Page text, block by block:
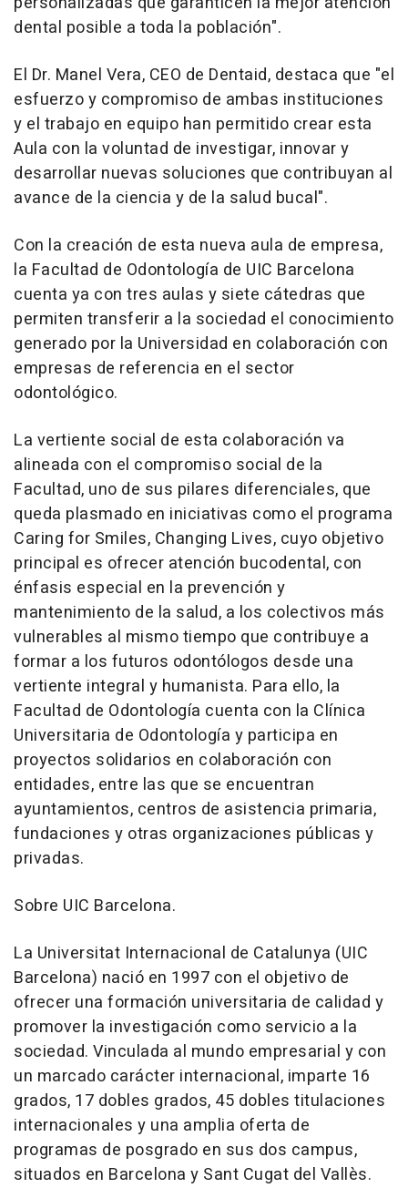
dental posible a toda la población".
El Dr. Manel Vera, CEO de Dentaid, destaca que "el
esfuerzo y compromiso de ambas instituciones
y el trabajo en equipo han permitido crear esta
Aula con la voluntad de investigar, innovar y
desarrollar nuevas soluciones que contribuyan al
avance de la ciencia y de la salud bucal".
Con la creación de esta nueva aula de empresa,
la Facultad de Odontología de UIC Barcelona
cuenta ya con tres aulas y siete cátedras que
permiten transferir a la sociedad el conocimiento
generado por la Universidad en colaboración con
empresas de referencia en el sector
odontológico.
La vertiente social de esta colaboración va
alineada con el compromiso social de la
Facultad, uno de sus pilares diferenciales, que
queda plasmado en iniciativas como el programa
Caring for Smiles, Changing Lives, cuyo objetivo
principal es ofrecer atención bucodental, con
énfasis especial en la prevención y
mantenimiento de la salud, a los colectivos más
vulnerables al mismo tiempo que contribuye a
formar a los futuros odontólogos desde una
vertiente integral y humanista. Para ello, la
Facultad de Odontología cuenta con la Clínica
Universitaria de Odontología y participa en
proyectos solidarios en colaboración con
entidades, entre las que se encuentran
ayuntamientos, centros de asistencia primaria,
fundaciones y otras organizaciones públicas y
privadas.
Sobre UIC Barcelona.
La Universitat Internacional de Catalunya (UIC
Barcelona) nació en 1997 con el objetivo de
ofrecer una formación universitaria de calidad y
promover la investigación como servicio a la
sociedad. Vinculada al mundo empresarial y con
un marcado carácter internacional, imparte 16
grados, 17 dobles grados, 45 dobles titulaciones
internacionales y una amplia oferta de
programas de posgrado en sus dos campus,
situados en Barcelona y Sant Cugat del Vallès.